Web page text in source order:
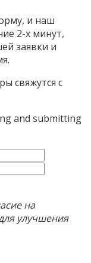
и наш
2-х минут,
заявки и
свяжутся с
and submitting
на
улучшения